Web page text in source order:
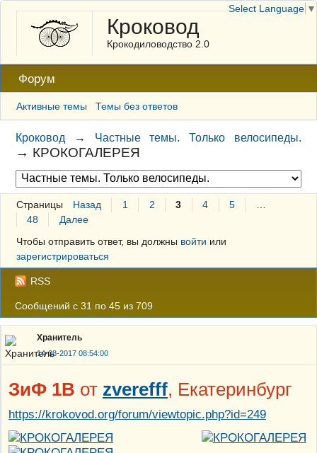
Кроковод
Крокодиловодство 2.0
Форум
Активные темы Темы без ответов
Кроковод → Частные темы. Только велосипеды.
→ КРОКОГАЛЕРЕЯ
Страницы Назад 1 2 3 4 5
48
Далее
Чтобы отправить ответ, вы должны войти или
зарегистрироваться
RSS
Сообщений с 31 по 45 из 709
Хранитель
14-08-2017 08:54:00
ЗиФ 1В от zverefff, Екатеринбург
https://krokovod.org/forum/viewtopic.php?id=249
Select Language ▼